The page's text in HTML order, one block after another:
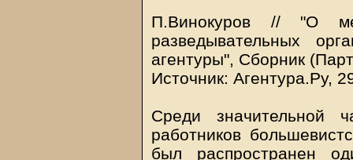
П.Винокуров // "О
разведывательных
агентуры", Сборник
Источник: Агентура.Ру,
Среди значительной
работников
был распространен